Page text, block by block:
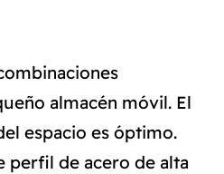
almacén móvil. El
espacio es óptimo.
perfil de acero de alta